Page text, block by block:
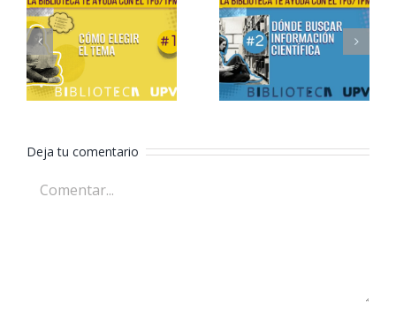
TFG/TFM –
1. Cómo
elegir el
tema
2. Dónde
buscar
información
Deja tu comentario
Comentar